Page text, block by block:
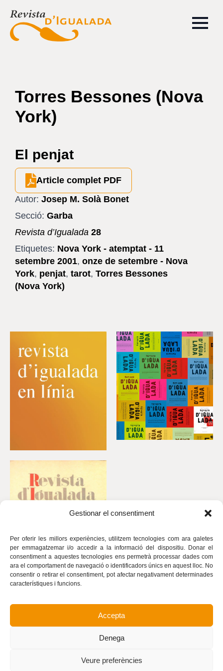
Gestionar el consentiment
Per oferir les millors experiències, utilitzem tecnologies com ara galetes
per emmagatzemar i/o accedir a la informació del dispositiu. Donar el
consentiment a aquestes tecnologies ens permetrà processar dades com
ara el comportament de navegació o identificadors únics en aquest lloc. No
consentir o retirar el consentiment, pot afectar negativament determinades
característiques i funcions.
Accepta
Denega
Veure preferències
Torres Bessones (Nova
York)
El penjat
Article complet PDF
Autor: Josep M. Solà Bonet
Secció: Garba
Revista d’Igualada 28
Etiquetes: Nova York - atemptat - 11
setembre 2001, onze de setembre - Nova
York, penjat, tarot, Torres Bessones
(Nova York)